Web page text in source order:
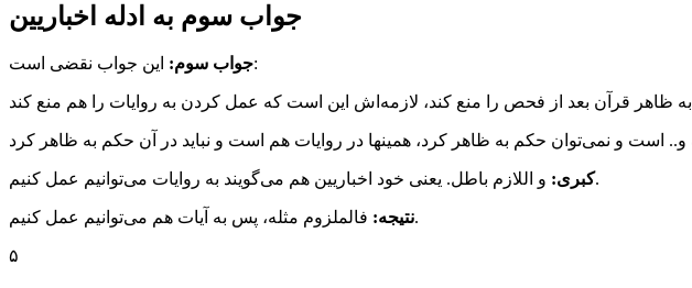
جواب سوم به ادله اخباریین
جواب سوم:این جواب نقضی است:
کبری:و اللازم باطل. یعنی خود اخباریین هم می‌گویند به روایات می‌توانیم عمل کنیم.
نتیجه:فالملزوم مثله، پس به آیات هم می‌توانیم عمل کنیم.
۵